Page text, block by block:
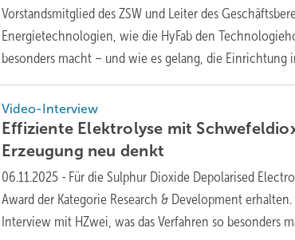
Vorstandsmitglied des ZSW und Leiter des
Energietechnologien, wie die HyFab den
besonders macht – und wie es gelang, die Einrichtung
Video-Interview
Effiziente Elektrolyse mit
Erzeugung neu denkt
06.11.2025 - Für die Sulphur Dioxide Depolarised
Award der Kategorie Research & Development
Interview mit HZwei, was das Verfahren so besonders